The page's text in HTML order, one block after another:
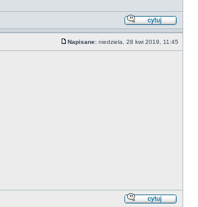
Napisane: niedziela, 28 kwi 2019, 11:45